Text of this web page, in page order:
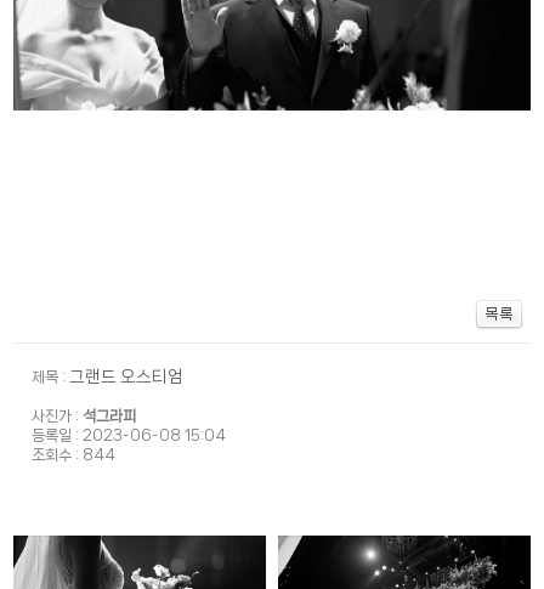
제목 : 그랜드 오스티엄
사진가 : 석그라피
등록일 : 2023-06-08 15:04
조회수 : 844